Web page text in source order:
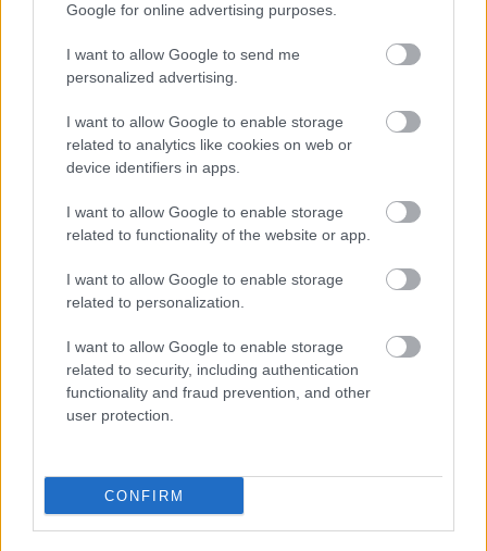
Google for online advertising purposes.
I want to allow Google to send me
personalized advertising.
I want to allow Google to enable storage
related to analytics like cookies on web or
device identifiers in apps.
I want to allow Google to enable storage
related to functionality of the website or app.
I want to allow Google to enable storage
related to personalization.
I want to allow Google to enable storage
related to security, including authentication
functionality and fraud prevention, and other
user protection.
CONFIRM
«Μου έδιναν 2,5 χρόνια ζωής»: Η
ιστορία της γυναίκας που νίκησε τα
προγνωστικά και έδωσε φωνή στους
ασθενείς